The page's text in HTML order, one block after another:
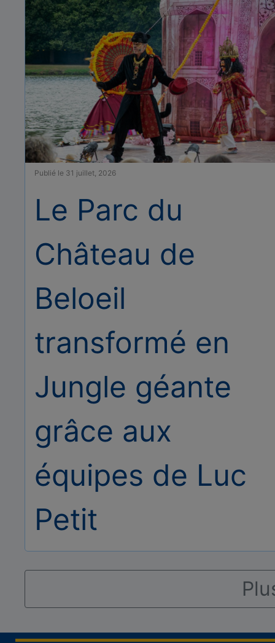
Publié le 31 juillet, 2026
Le Parc du
Château de
Beloeil
transformé en
Jungle géante
grâce aux
équipes de Luc
Petit